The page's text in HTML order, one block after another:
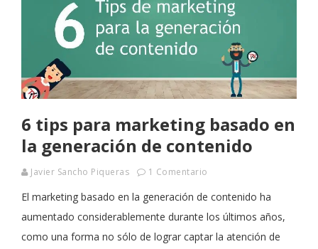
6 tips para marketing basado en
la generación de contenido
Javier Sancho Piqueras 1 Comentario
El marketing basado en la generación de contenido ha
aumentado considerablemente durante los últimos años,
como una forma no sólo de lograr captar la atención de